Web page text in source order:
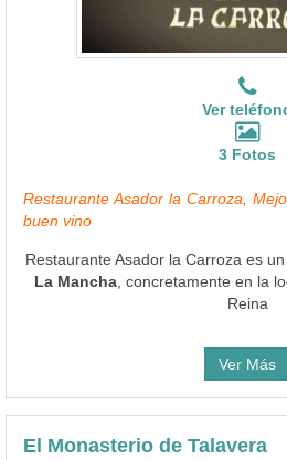
Ver
3 Fotos
Restaurante Asador la Carroza,
buen vino
Restaurante Asador la Carroza es un
La Mancha , concretamente en la
Reina
Ver Más
El Monasterio de Talavera